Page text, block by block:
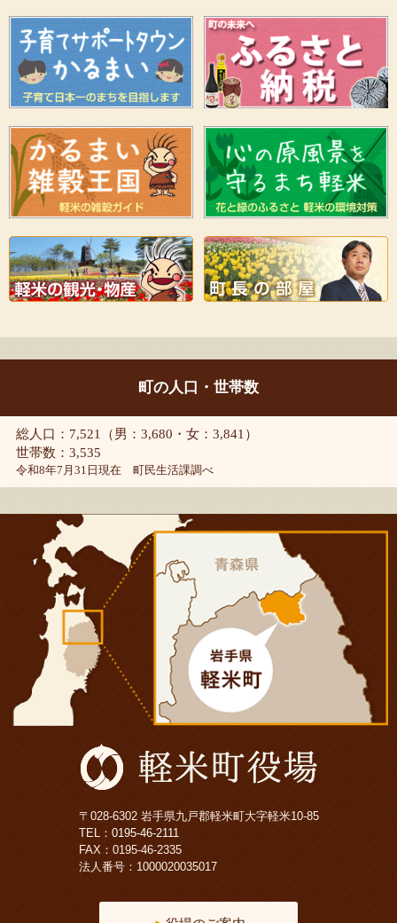
町の人口・世帯数
総人口：7,521（男：3,680・女：3,841）
世帯数：3,535
令和8年7月31日現在 町民生活課調べ
〒028-6302 岩手県九戸郡軽米町大字軽米10-85
TEL： 0195-46-2111
FAX：0195-46-2335
法人番号：1000020035017